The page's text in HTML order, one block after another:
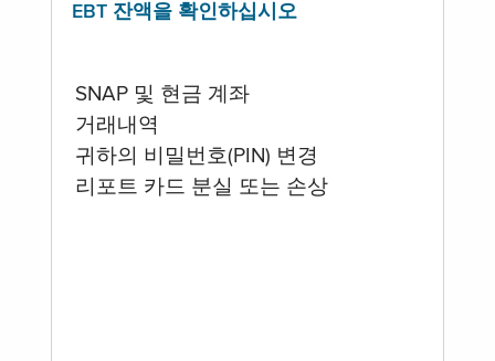
EBT 잔액을 확인하십시오
SNAP 및 현금 계좌
거래내역
귀하의 비밀번호(PIN) 변경
리포트 카드 분실 또는 손상